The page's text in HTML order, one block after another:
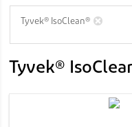
Tyvek® IsoClean®
Tyvek®